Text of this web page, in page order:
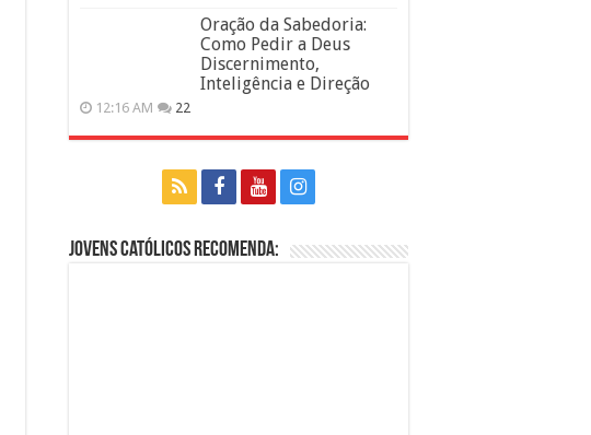
Oração da Sabedoria:
Como Pedir a Deus
Discernimento,
Inteligência e Direção
12:16 AM 22
Jovens Católicos Recomenda: